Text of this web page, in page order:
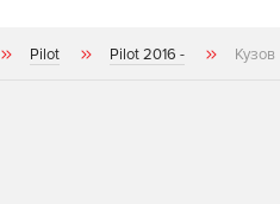
Pilot Pilot 2016 - Кузов